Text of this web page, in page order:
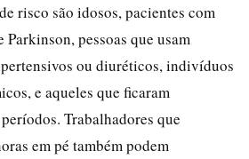
risco são idosos, pacientes com
pessoas que usam
ou diuréticos, indivíduos
e aqueles que ficaram
Trabalhadores que
em pé também podem